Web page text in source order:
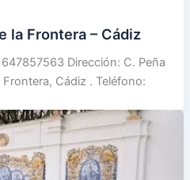
la Frontera – Cádiz
Dirección: C. Peña
Cádiz . Teléfono: